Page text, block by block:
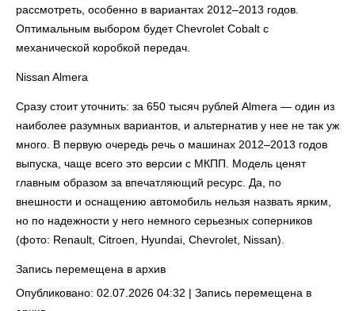
рассмотреть, особенно в вариантах 2012–2013 годов.
Оптимальным выбором будет Chevrolet Cobalt с
механической коробкой передач.
Nissan Almera
Сразу стоит уточнить: за 650 тысяч рублей Almera — один из
наиболее разумных вариантов, и альтернатив у нее не так уж
много. В первую очередь речь о машинах 2012–2013 годов
выпуска, чаще всего это версии с МКПП. Модель ценят
главным образом за впечатляющий ресурс. Да, по
внешности и оснащению автомобиль нельзя назвать ярким,
но по надежности у него немного серьезных соперников
(фото: Renault, Citroen, Hyundai, Chevrolet, Nissan).
Запись перемещена в архив
Опубликовано: 02.07.2026 04:32 | Запись перемещена в